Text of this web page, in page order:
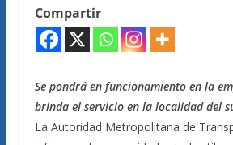
Compartir
Se pondrá en funcionamiento en la
brinda el servicio en la localidad del
La Autoridad Metropolitana de